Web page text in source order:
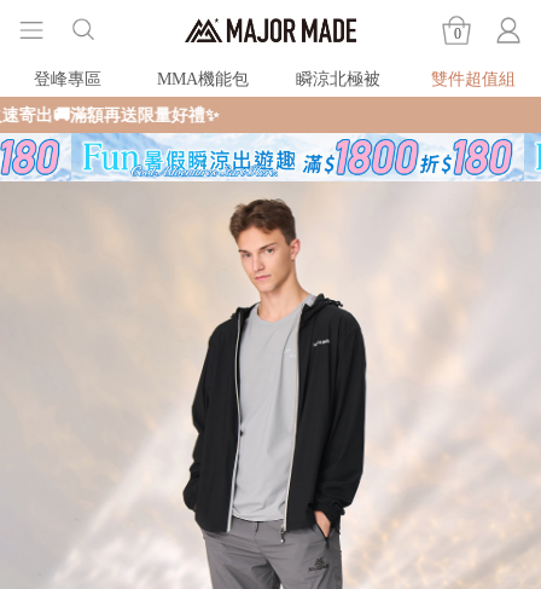
0
登峰專區 MMA機能包 瞬涼北極被
雙件超值組